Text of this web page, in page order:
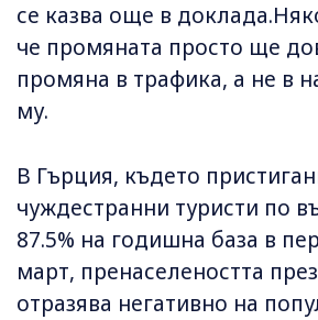
се казва още в
че промяната просто ще
промяна в трафика, а не в
му.
В Гърция, където
чуждестранни туристи по
87.5% на годишна база в
март, пренаселеността
отразява негативно на